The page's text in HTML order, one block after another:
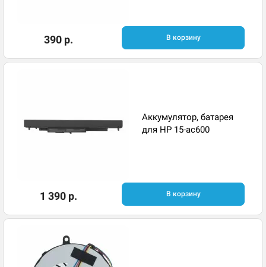
390 р. В корзину
Аккумулятор, батарея
для HP 15-ac600
1 390 р. В корзину